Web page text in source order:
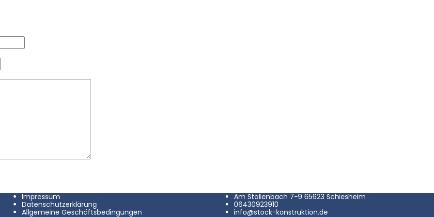
Impressum
Datenschutzerklärung
Allgemeine Geschäftsbedingungen
Am Stollenbach 7-9 65623 Schiesheim
06430923910
info@stock-konstruktion.de